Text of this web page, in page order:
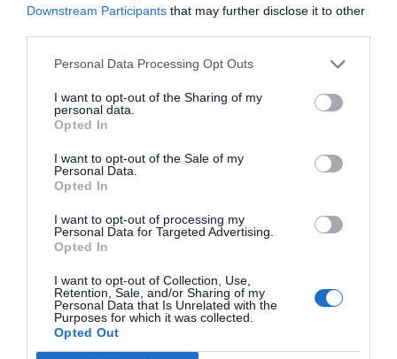
Downstream Participants that may further disclose it to other
Personal Data Processing Opt Outs
I want to opt-out of the Sharing of my
personal data.
Opted In
I want to opt-out of the Sale of my
Personal Data.
Opted In
I want to opt-out of processing my
Personal Data for Targeted Advertising.
Opted In
I want to opt-out of Collection, Use,
Retention, Sale, and/or Sharing of my
Personal Data that Is Unrelated with the
Purposes for which it was collected.
Opted Out
ciudadanos, lo asumimos».
como bien sanitario de primera necesidad que
controles sanitarios, como se está haciendo en España
de Medicamentos y Productos Sanitarios (AEMPS).
Jesús Aguilar y Matilde Sánchez han valorado
el valor profesional de la farmacia y del farmacéutico,
estrategia de Salud Pública, no sólo con la
adicional con el seguimiento y control de casos.